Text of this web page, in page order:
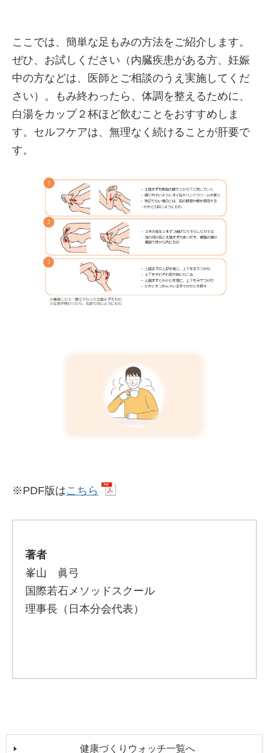
ここでは、簡単な足もみの方法をご紹介します。
ぜひ、お試しください（内臓疾患がある方、妊娠
中の方などは、医師とご相談のうえ実施してくだ
さい）。もみ終わったら、体調を整えるために、
白湯をカップ２杯ほど飲むことをおすすめしま
す。セルフケアは、無理なく続けることが肝要で
す。
※PDF版はこちら
著者
峯山 眞弓
国際若石メソッドスクール
理事長（日本分会代表）
健康づくりウォッチ一覧へ